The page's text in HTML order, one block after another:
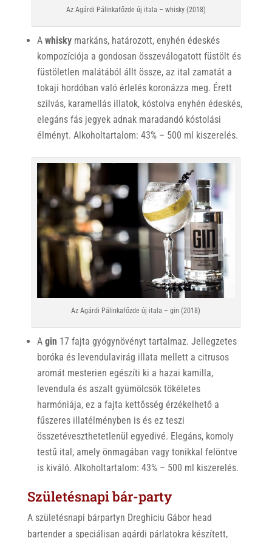
Az Agárdi Pálinkafőzde új itala – whisky (2018)
A whiskymarkáns, határozott, enyhén édeskés
kompozíciója a gondosan összeválogatott füstölt és
füstöletlen malátából állt össze, az ital zamatát a
tokaji hordóban való érlelés koronázza meg. Érett
szilvás, karamellás illatok, kóstolva enyhén édeskés,
elegáns fás jegyek adnak maradandó kóstolási
élményt. Alkoholtartalom: 43% – 500 ml kiszerelés.
Az Agárdi Pálinkafőzde új itala – gin (2018)
A gin 17 fajta gyógynövényt tartalmaz. Jellegzetes
boróka és levendulavirág illata mellett a citrusos
aromát mesterien egészíti ki a hazai kamilla,
levendula és aszalt gyümölcsök tökéletes
harmóniája, ez a fajta kettősség érzékelhető a
fűszeres illatélményben is és ez teszi
összetéveszthetetlenül egyedivé. Elegáns, komoly
testű ital, amely önmagában vagy tonikkal felöntve
is kiváló. Alkoholtartalom: 43% – 500 ml kiszerelés.
Születésnapi bár-party
A születésnapi bárpartyn Dreghiciu Gábor head
bartender a speciálisan agárdi párlatokra készített,